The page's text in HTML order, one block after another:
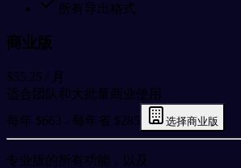
所有导出格式
商业版
$55.25 / 月
适合团队和大批量商业使用
每年 $663 - 每年省 $285
选择商业版
专业版的所有功能，以及